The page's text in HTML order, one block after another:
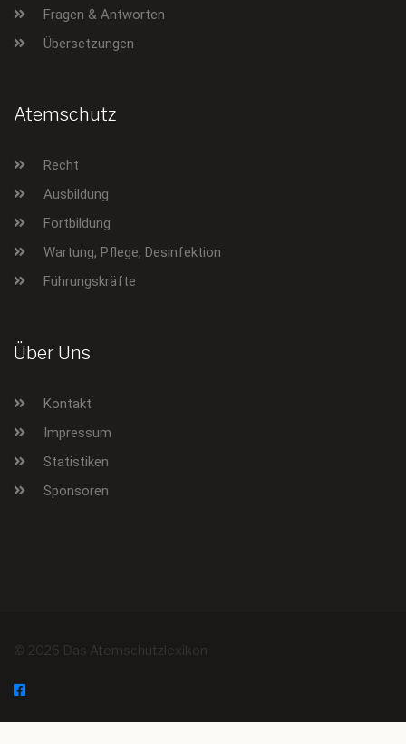
Fragen & Antworten
Übersetzungen
Atemschutz
Recht
Ausbildung
Fortbildung
Wartung, Pflege, Desinfektion
Führungskräfte
Über Uns
Kontakt
Impressum
Statistiken
Sponsoren
© 2026 Das Atemschutzlexikon